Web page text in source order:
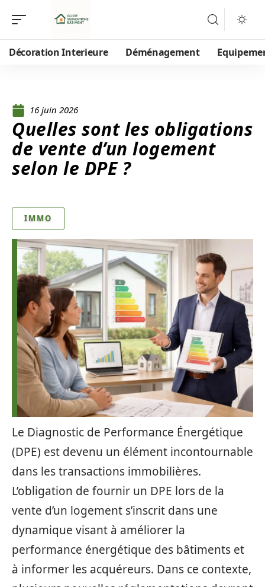
Décoration Interieure Déménagement
16 juin 2026
Quelles sont les obligations
de vente d’un logement
selon le DPE ?
IMMO
Le Diagnostic de Performance Énergétique
(DPE) est devenu un élément incontournable
dans les transactions immobilières.
L’obligation de fournir un DPE lors de la
vente d’un logement s’inscrit dans une
dynamique visant à améliorer la
performance énergétique des bâtiments et
à informer les acquéreurs. Dans ce contexte,